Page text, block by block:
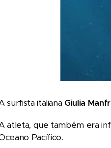
surfista italiana Giulia
atleta, que também era
Pacífico.